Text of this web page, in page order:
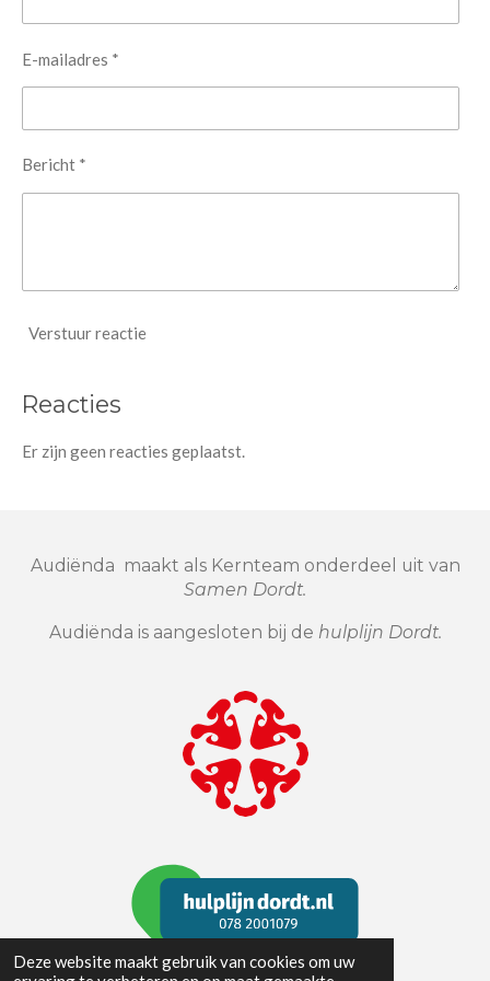
Deze website maakt gebruik van cookies om uw
E-mailadres *
Bericht *
Verstuur reactie
Reacties
Er zijn geen reacties geplaatst.
Audiënda maakt als Kernteam onderdeel uit van
Samen Dordt.
Audiënda is aangesloten bij de hulplijn Dordt.